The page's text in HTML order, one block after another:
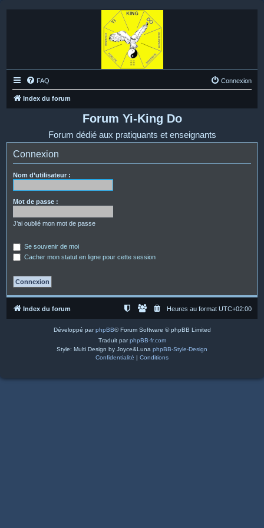
FAQ Connexion
Index du forum
Forum Yi-King Do
Forum dédié aux pratiquants et enseignants
Connexion
Nom d’utilisateur :
Mot de passe :
J’ai oublié mon mot de passe
Se souvenir de moi
Cacher mon statut en ligne pour cette session
Index du forum Heures au format UTC+02:00
Développé parphpBB® Forum Software © phpBB Limited
Traduit parphpBB-fr.com
Style: Multi Design by Joyce&Luna phpBB-Style-Design
Confidentialité | Conditions